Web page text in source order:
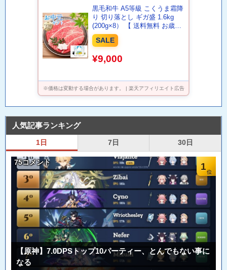
黒毛和牛 A5等級 こくうま霜降
り 切り落とし ギガ盛 1.6kg
(200g×8） 【 送料無料 お歳暮
肉 牛肉 お肉 ギフト 内祝い す
き焼き 和牛 しゃぶしゃぶ お取
落し 国産 贈り物 お中元 御歳
SALE
¥9,000
※価格は変動する場合があります。 | 楽天アフィリエイト広告
人気記事ランキング
1日 7日 30日
1
75コメント
【原神】7.0DPSトップ10パーティー、とんでもない事に
なる